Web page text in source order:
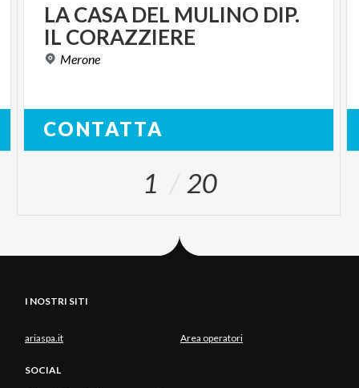
LACASA DEL MULINO DIP.
IL CORAZZIERE
Merone
CONTATTA
1 20
I NOSTRI SITI
ariaspa.it Area operatori
SOCIAL